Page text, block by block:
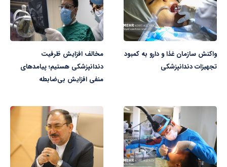
واکنش سازمان غذا و دارو به کمبود
تجهیزات دندانپزشکی
مخالف افزایش ظرفیت
دندانپزشکی هستیم؛ پیامدهای
منفی افزایش بی‌ضابطه